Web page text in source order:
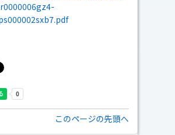
このページの先頭へ